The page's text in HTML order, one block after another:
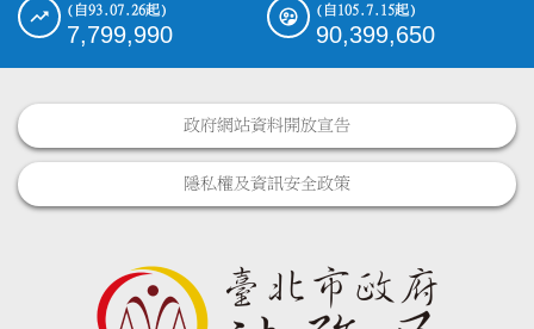
(自93.07.26起)
7,799,990
(自105.7.15起)
90,399,650
政府網站資料開放宣告
隱私權及資訊安全政策